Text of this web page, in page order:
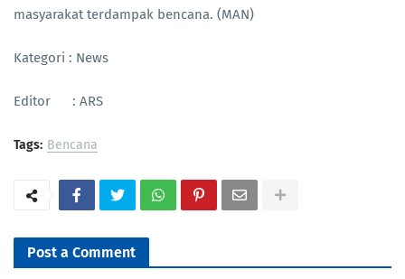
masyarakat terdampak bencana. (MAN)
Kategori : News
Editor : ARS
Tags: Bencana
Post a Comment